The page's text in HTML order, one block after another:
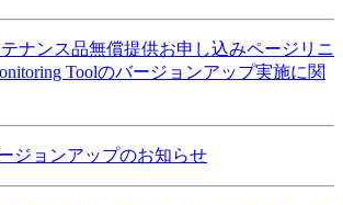
ナンス品無償提供お申し込みページリニ
Toolのバージョンアップ実施に関
ジョンアップのお知らせ